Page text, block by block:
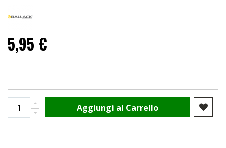
5,95 €
Aggiungi al Carrello